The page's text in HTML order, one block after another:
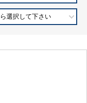
選択して下さい